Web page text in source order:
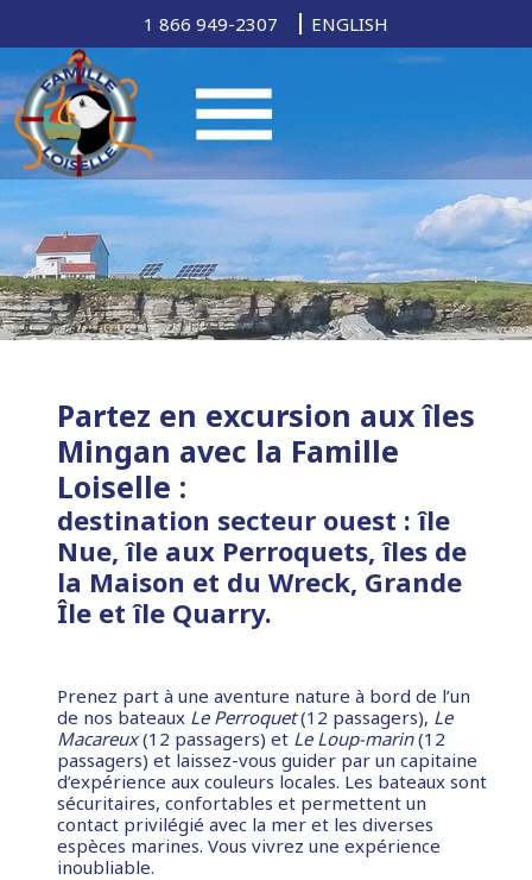
1 866 949-2307 ENGLISH
Partez en excursion aux îles
Mingan avec la Famille
Loiselle :
destination secteur ouest : île
Nue, île aux Perroquets, îles de
la Maison et du Wreck, Grande
Île et île Quarry.
Prenez part à une aventure nature à bord de l’un
de nos bateaux Le Perroquet(12 passagers), Le
Macareux(12 passagers) et Le Loup-marin(12
passagers) et laissez-vous guider par un capitaine
d’expérience aux couleurs locales. Les bateaux sont
sécuritaires, confortables et permettent un
contact privilégié avec la mer et les diverses
espèces marines. Vous vivrez une expérience
inoubliable.